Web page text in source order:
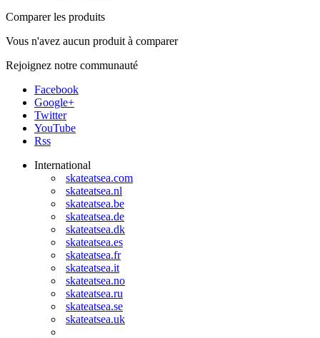
Comparer les produits
Vous n'avez aucun produit à comparer
Rejoignez notre communauté
Facebook
Google+
Twitter
YouTube
Rss
International
skateatsea.com
skateatsea.nl
skateatsea.be
skateatsea.de
skateatsea.dk
skateatsea.es
skateatsea.fr
skateatsea.it
skateatsea.no
skateatsea.ru
skateatsea.se
skateatsea.uk